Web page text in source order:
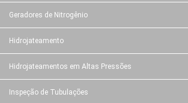
Geradores de Nitrogênio
Hidrojateamento
Hidrojateamentos em Altas Pressões
Inspeção de Tubulações